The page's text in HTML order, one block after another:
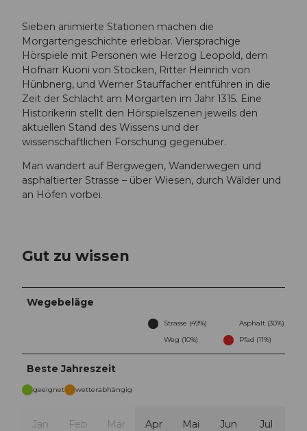
Sieben animierte Stationen machen die
Morgartengeschichte erlebbar. Viersprachige
Hörspiele mit Personen wie Herzog Leopold, dem
Hofnarr Kuoni von Stocken, Ritter Heinrich von
Hünbnerg, und Werner Stauffacher entführen in die
Zeit der Schlacht am Morgarten im Jahr 1315. Eine
Historikerin stellt den Hörspielszenen jeweils den
aktuellen Stand des Wissens und der
wissenschaftlichen Forschung gegenüber.
Man wandert auf Bergwegen, Wanderwegen und
asphaltierter Strasse – über Wiesen, durch Wälder und
an Höfen vorbei.
Gut zu wissen
Wegebeläge
Strasse (49%)
Asphalt (30%)
Weg (10%)
Pfad (11%)
Beste Jahreszeit
geeignet wetterabhängig
Jan Feb Mär Apr Mai Jun Jul